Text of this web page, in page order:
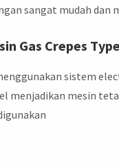
sangat mudah dan
Gas Crepes
sistem
menjadikan mesin